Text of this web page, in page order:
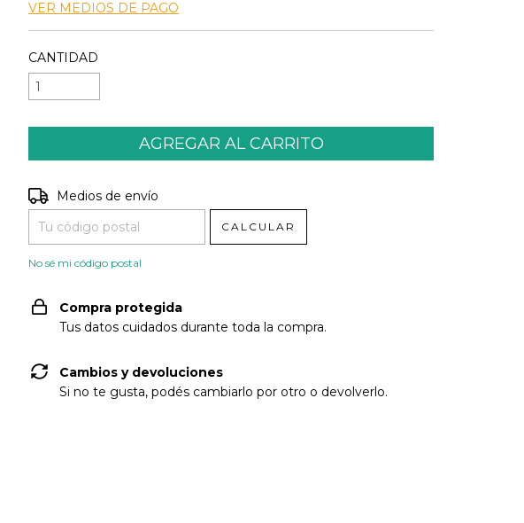
VER MEDIOS DE PAGO
CANTIDAD
Entregas para el CP:
Medios de envío
CALCULAR
No sé mi código postal
Compra protegida
Tus datos cuidados durante toda la compra.
Cambios y devoluciones
Si no te gusta, podés cambiarlo por otro o devolverlo.